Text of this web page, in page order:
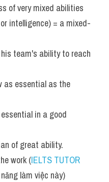
of very mixed abilities
intelligence) = a mixed-
team's ability to reach
as essential as the
in a good
of great ability.
work (IELTS TUTOR
làm việc này)